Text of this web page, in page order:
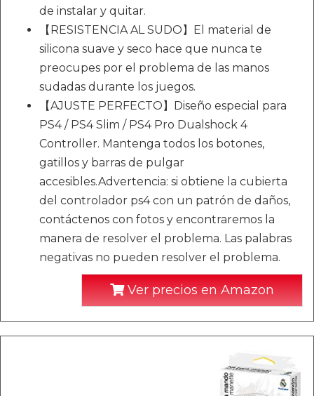
de instalar y quitar.
【RESISTENCIA AL SUDO】El material de
silicona suave y seco hace que nunca te
preocupes por el problema de las manos
sudadas durante los juegos.
【AJUSTE PERFECTO】Diseño especial para
PS4 / PS4 Slim / PS4 Pro Dualshock 4
Controller. Mantenga todos los botones,
gatillos y barras de pulgar
accesibles.Advertencia: si obtiene la cubierta
del controlador ps4 con un patrón de daños,
contáctenos con fotos y encontraremos la
manera de resolver el problema. Las palabras
negativas no pueden resolver el problema.
Ver precios en Amazon